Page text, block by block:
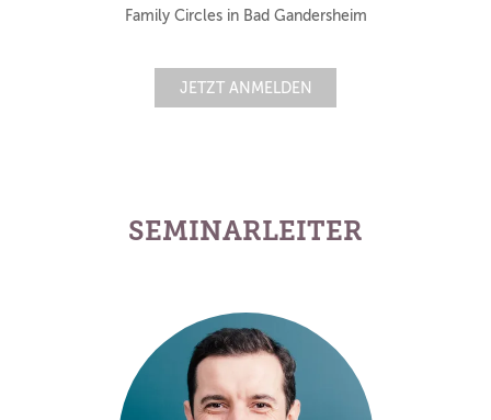
Family Circles in Bad Gandersheim
JETZT ANMELDEN
SEMINARLEITER